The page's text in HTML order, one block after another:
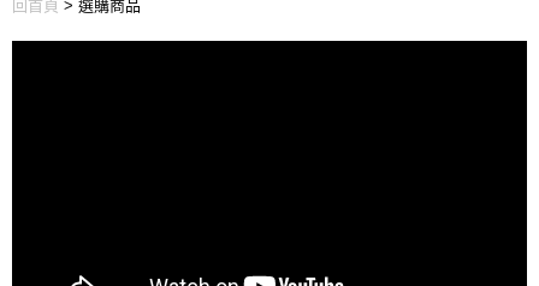
回首頁 > 選購商品